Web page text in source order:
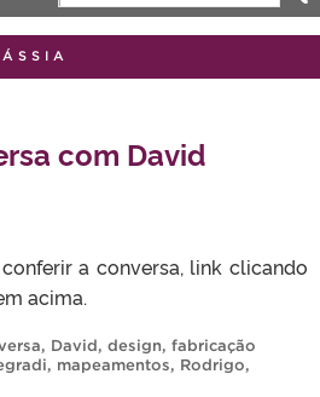
com David
a conversa, link clicando
acima.
, David, design, fabricação
, mapeamentos, Rodrigo,